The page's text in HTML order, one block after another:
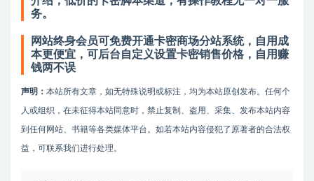
务。
网站终身会员可免费开通卡密商场分站系统，自用成
本更便宜，可后台自定义设置卡密销售价格，自用赚
钱两不误
声明： 本站所有文章，如无特殊说明或标注，均为本站原创发布。任何个
人或组织，在未征得本站同意时，禁止复制、盗用、采集、发布本站内容
到任何网站、书籍等各类媒体平台。如若本站内容侵犯了原著者的合法权
益，可联系我们进行处理。